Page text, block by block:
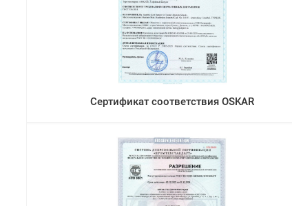
Сертификат соответствия OSKAR